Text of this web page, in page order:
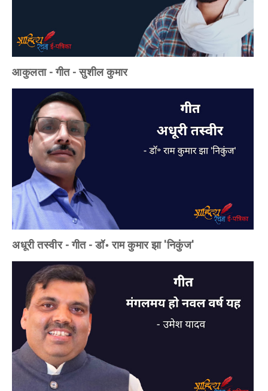
आकुलता - गीत - सुशील कुमार
अधूरी तस्वीर - गीत - डॉ॰ राम कुमार झा 'निकुंज'